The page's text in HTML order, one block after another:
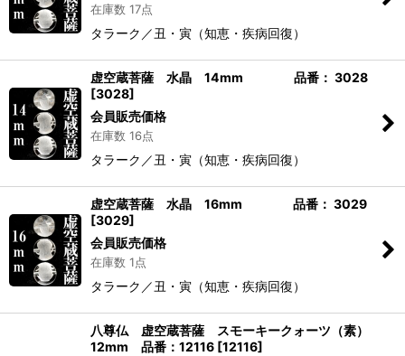
在庫数 17点
タラーク／丑・寅（知恵・疾病回復）
虚空蔵菩薩 水晶 14mm 品番： 3028
[3028]
会員販売価格
在庫数 16点
タラーク／丑・寅（知恵・疾病回復）
虚空蔵菩薩 水晶 16mm 品番： 3029
[3029]
会員販売価格
在庫数 1点
タラーク／丑・寅（知恵・疾病回復）
八尊仏 虚空蔵菩薩 スモーキークォーツ（素）
12mm 品番：12116 [12116]